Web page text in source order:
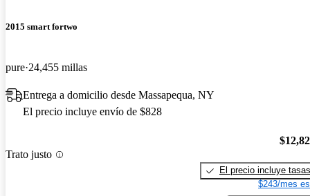
2015 smart fortwo
pure 24,455 millas
Entrega a domicilio desde Massapequa, NY
El precio incluye envío de $828
Trato justo
El precio incluye tasas
$243/mes